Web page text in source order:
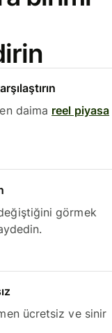
daima reel piyasa
görmek
ücretsiz ve sinir